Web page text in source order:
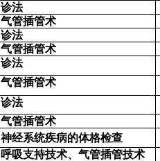
诊法
气管插管术
诊法
气管插管术
诊法
气管插管术
诊法
气管插管术
神经系统疾病的体格检查
呼吸支持技术、气管插管技术